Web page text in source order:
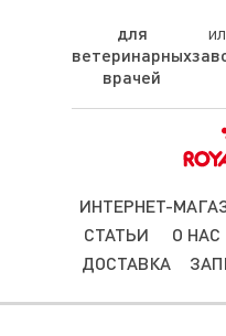
для
ветеринарных
врачей
ИНТЕРНЕТ-
СТАТЬИ
О НАС
ДОСТАВКА